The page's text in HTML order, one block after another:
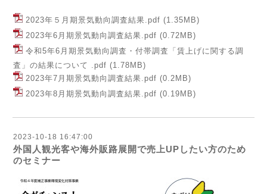
2023年５月期景気動向調査結果.pdf (1.35MB)
2023年6月期景気動向調査結果.pdf (0.72MB)
令和5年6月期景気動向調査・付帯調査「賃上げに関する調
査」の結果について .pdf (1.78MB)
2023年7月期景気動向調査結果.pdf (0.2MB)
2023年8月期景気動向調査結果.pdf (0.19MB)
2023-10-18 16:47:00
外国人観光客や海外販路展開で売上UPしたい方のため
のセミナー